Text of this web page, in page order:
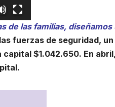
de las familias, diseñamos
fuerzas de seguridad, un
$1.042.650. En